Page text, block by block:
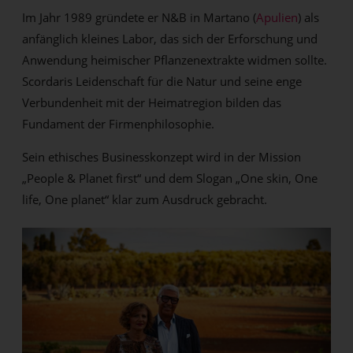
Im Jahr 1989 gründete er N&B in Martano (Apulien) als
anfänglich kleines Labor, das sich der Erforschung und
Anwendung heimischer Pflanzenextrakte widmen sollte.
Scordaris Leidenschaft für die Natur und seine enge
Verbundenheit mit der Heimatregion bilden das
Fundament der Firmenphilosophie.
Sein ethisches Businesskonzept wird in der Mission
„People & Planet first“ und dem Slogan „One skin, One
life, One planet“ klar zum Ausdruck gebracht.